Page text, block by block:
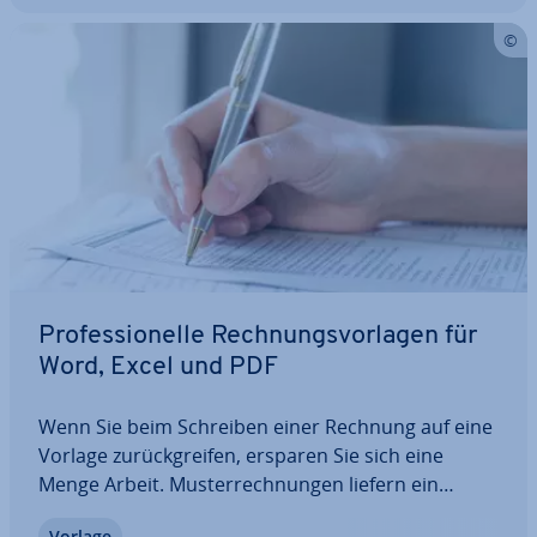
Pro­fes­sio­nel­le Rech­nungs­vor­la­gen für
Word, Excel und PDF
Wenn Sie beim Schreiben einer Rechnung auf eine
Vorlage zu­rück­grei­fen, ersparen Sie sich eine
Menge Arbeit. Mus­ter­rech­nun­gen liefern ein